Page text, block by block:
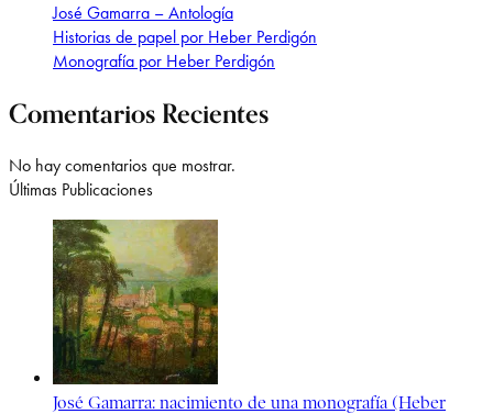
José Gamarra – Antología
Historias de papel por Heber Perdigón
Monografía por Heber Perdigón
Comentarios Recientes
No hay comentarios que mostrar.
Últimas Publicaciones
José Gamarra: nacimiento de una monografía (Heber